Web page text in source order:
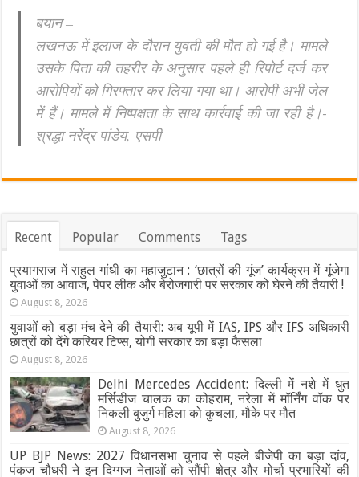
बयान –
लखनऊ में इलाज के दौरान युवती की मौत हो गई है। मामले
उसके पिता की तहरीर के अनुसार पहले ही रिपोर्ट दर्ज कर
आरोपियों को गिरफ्तार कर लिया गया था। आरोपी अभी जेल
में हैं। मामले में निष्पक्षता के साथ कार्रवाई की जा रही है।‌-
श्रद्धा नरेंद्र पांडेय, एसपी
Recent Popular Comments Tags
प्रयागराज में राहुल गांधी का महाजुटान : ‘छात्रों की गूंज’ कार्यक्रम में गूंजेगा
युवाओं का आवाज, पेपर लीक और बेरोजगारी पर सरकार को घेरने की तैयारी !
August 8, 2026
युवाओं को बड़ा मंच देने की तैयारी: अब यूपी में IAS, IPS और IFS अधिकारी
छात्रों को देंगे करियर टिप्स, योगी सरकार का बड़ा फैसला
August 8, 2026
Delhi Mercedes Accident: दिल्ली में नशे में धुत
मर्सिडीज चालक का कोहराम, नरेला में मॉर्निंग वॉक पर
निकली बुजुर्ग महिला को कुचला, मौके पर मौत
August 8, 2026
UP BJP News: 2027 विधानसभा चुनाव से पहले बीजेपी का बड़ा दांव,
पंकज चौधरी ने इन दिग्गज नेताओं को सौंपी क्षेत्र और मोर्चा प्रभारियों की